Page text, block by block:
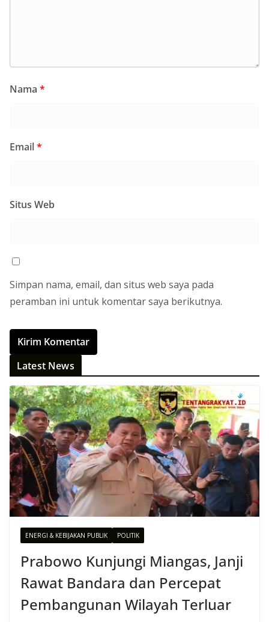
Nama *
Email*
Situs Web
Simpan nama, email, dan situs web saya pada
peramban ini untuk komentar saya berikutnya.
Latest News
ENERGI & KEBIJAKAN PUBLIK POLITIK
Prabowo Kunjungi Miangas, Janji
Rawat Bandara dan Percepat
Pembangunan Wilayah Terluar